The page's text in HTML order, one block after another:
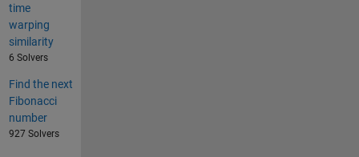
time
warping
similarity
6 Solvers
Find the next
Fibonacci
number
927 Solvers